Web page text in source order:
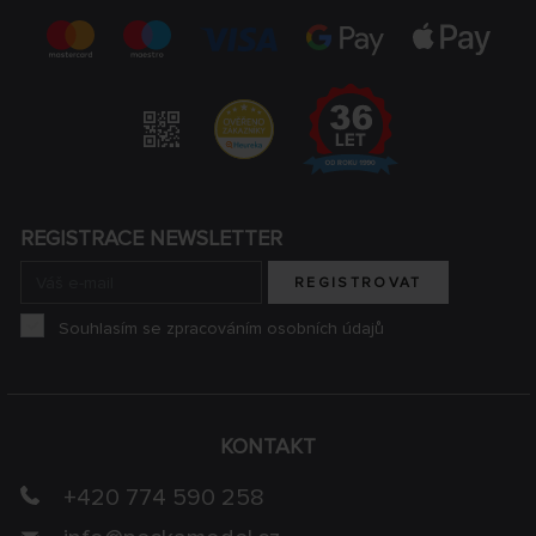
KONTAKT
+420 774 590 258
REGISTRACE NEWSLETTER
REGISTROVAT
Souhlasím se zpracováním osobních údajů